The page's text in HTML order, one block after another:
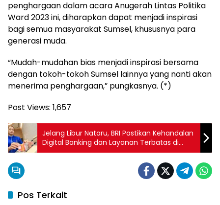
penghargaan dalam acara Anugerah Lintas Politika
Ward 2023 ini, diharapkan dapat menjadi inspirasi
bagi semua masyarakat Sumsel, khususnya para
generasi muda.
“Mudah-mudahan bias menjadi inspirasi bersama
dengan tokoh-tokoh Sumsel lainnya yang nanti akan
menerima penghargaan,” pungkasnya. (*)
Post Views: 1,657
Jelang Libur Nataru, BRI Pastikan Kehandalan
Digital Banking dan Layanan Terbatas di
Kantor BRI
Pos Terkait